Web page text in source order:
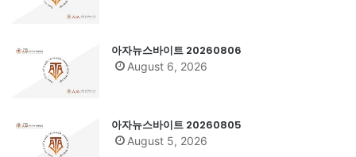
아자뉴스바이트 20260806
August 6, 2026
아자뉴스바이트 20260805
August 5, 2026